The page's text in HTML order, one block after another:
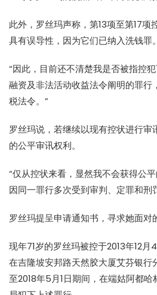
此外，罗丝玛声称，第13项至第17
具有误导性，因为它们已纳入洗钱罪。
“因此，目前还不清楚我是否被指控
融资及非法活动收益法令阐明的罪行
税法令。”
罗丝玛说，若继续以现有控状进行审
的公平审讯权利。
“仅从控状来看，显然我不会获得公
因同一罪行多次受到审判、定罪和刑
罗丝玛提呈申请通知书，寻求她面对
现年71岁的罗丝玛被控于2013年12月
在吉隆坡安邦路天然胶大厦艾芬银行
至2018年5月1日期间，在端姑阿都